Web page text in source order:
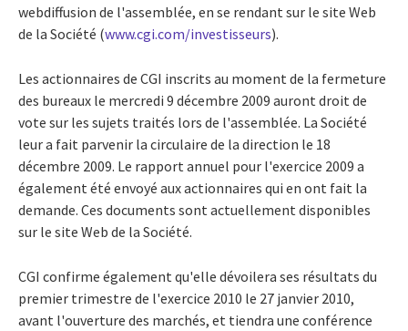
webdiffusion de l'assemblée, en se rendant sur le site Web
de la Société (www.cgi.com/investisseurs).
Les actionnaires de CGI inscrits au moment de la fermeture
des bureaux le mercredi 9 décembre 2009 auront droit de
vote sur les sujets traités lors de l'assemblée. La Société
leur a fait parvenir la circulaire de la direction le 18
décembre 2009. Le rapport annuel pour l'exercice 2009 a
également été envoyé aux actionnaires qui en ont fait la
demande. Ces documents sont actuellement disponibles
sur le site Web de la Société.
CGI confirme également qu'elle dévoilera ses résultats du
premier trimestre de l'exercice 2010 le 27 janvier 2010,
avant l'ouverture des marchés, et tiendra une conférence